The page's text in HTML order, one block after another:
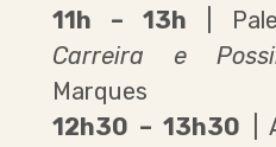
11h – 13h |
Carreira e
Marques
12h30 – 13h30 |